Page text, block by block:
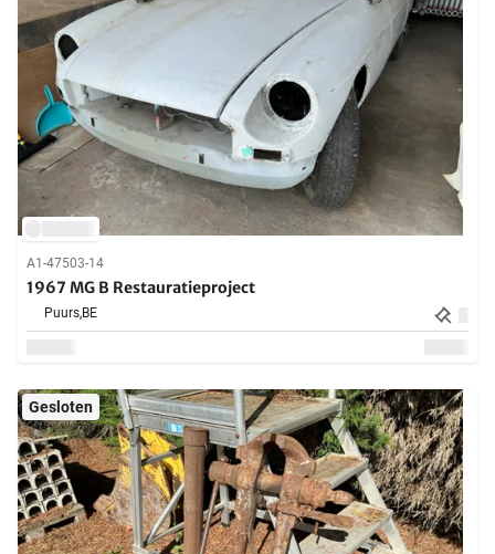
A1-47503-14
1967 MG B Restauratieproject
Puurs,BE
Gesloten